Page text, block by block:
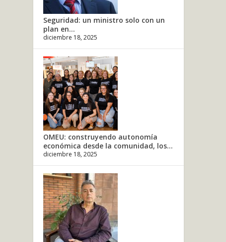
Seguridad: un ministro solo con un
plan en...
diciembre 18, 2025
OMEU: construyendo autonomía
económica desde la comunidad, los...
diciembre 18, 2025